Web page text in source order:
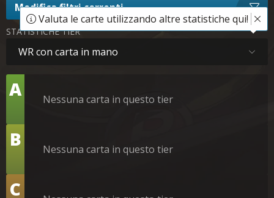
Modifica filtri correnti
STATISTICHE TIER
WR con carta in mano
Valuta le carte utilizzando altre statistiche qui!
Tier
A Nessuna carta in questo tier
Tier
B Nessuna carta in questo tier
Tier
C